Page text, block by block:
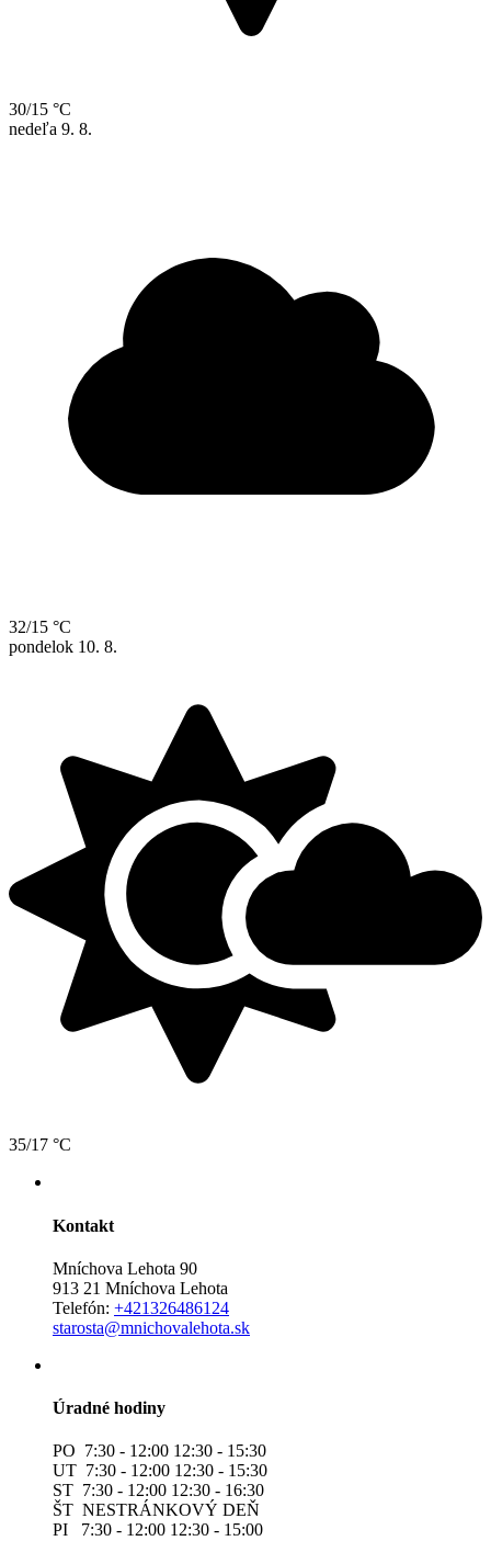
30/15 °C
nedeľa 9. 8.
32/15 °C
pondelok 10. 8.
35/17 °C
Kontakt
Mníchova Lehota 90
913 21 Mníchova Lehota
Telefón: +421326486124
starosta@mnichovalehota.sk
Úradné hodiny
PO 7:30 - 12:00 12:30 - 15:30
UT 7:30 - 12:00 12:30 - 15:30
ST 7:30 - 12:00 12:30 - 16:30
ŠT NESTRÁNKOVÝ DEŇ
PI 7:30 - 12:00 12:30 - 15:00